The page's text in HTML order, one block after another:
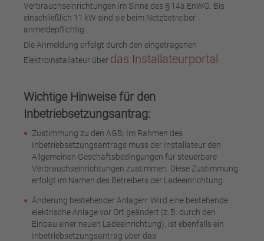
Verbrauchseinrichtungen im Sinne des § 14a EnWG. Bis
einschließlich 11 kW sind sie beim Netzbetreiber
anmeldepflichtig.
Die Anmeldung erfolgt durch den eingetragenen
Elektroinstallateur über das Installateurportal
Wichtige Hinweise für den
Inbetriebsetzungsantrag:
Zustimmung zu den AGB: Im Rahmen des
Inbetriebsetzungsantrags muss der Installateur den
Allgemeinen Geschäftsbedingungen für steuerbare
Verbrauchseinrichtungen zustimmen. Diese Zustimmung
erfolgt im Namen des Betreibers der Ladeeinrichtung.
Änderung bestehender Anlagen: Wird eine bestehende
elektrische Anlage vor Ort geändert (z. B. durch den
Einbau einer neuen Ladeeinrichtung), ist ebenfalls ein
Inbetriebsetzungsantrag über das